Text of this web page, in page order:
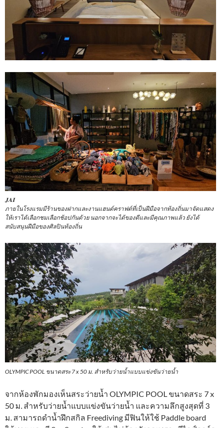
𝐉𝐀𝐈
ภายในโรงแรมมีร้านของฝากและงานแฮนด์คราฟต์ที่เป็นฝีมือจากท้องถิ่นมาจัดแสดง
ให้เราได้เลือกชมเลือกช้อปกันด้วย นอกจากจะได้ของดีและมีคุณภาพแล้ว ยังได้
สนับสนุนฝีมือของศิลปินท้องถิ่น
OLYMPIC POOL ขนาดสระ 7 x 50 ม. สำหรับว่ายน้ำแบบแข่งขันว่ายน้ำ
จากห้องพักมองเห็นสระว่ายน้ำ OLYMPIC POOL ขนาดสระ 7 x
50 ม. สำหรับว่ายน้ำแบบแข่งขันว่ายน้ำ และความลึกสูงสุดที่ 3
ม. สามารถดำน้ำฝึกสกิล Freediving มีฟินให้ใช้ Paddle board